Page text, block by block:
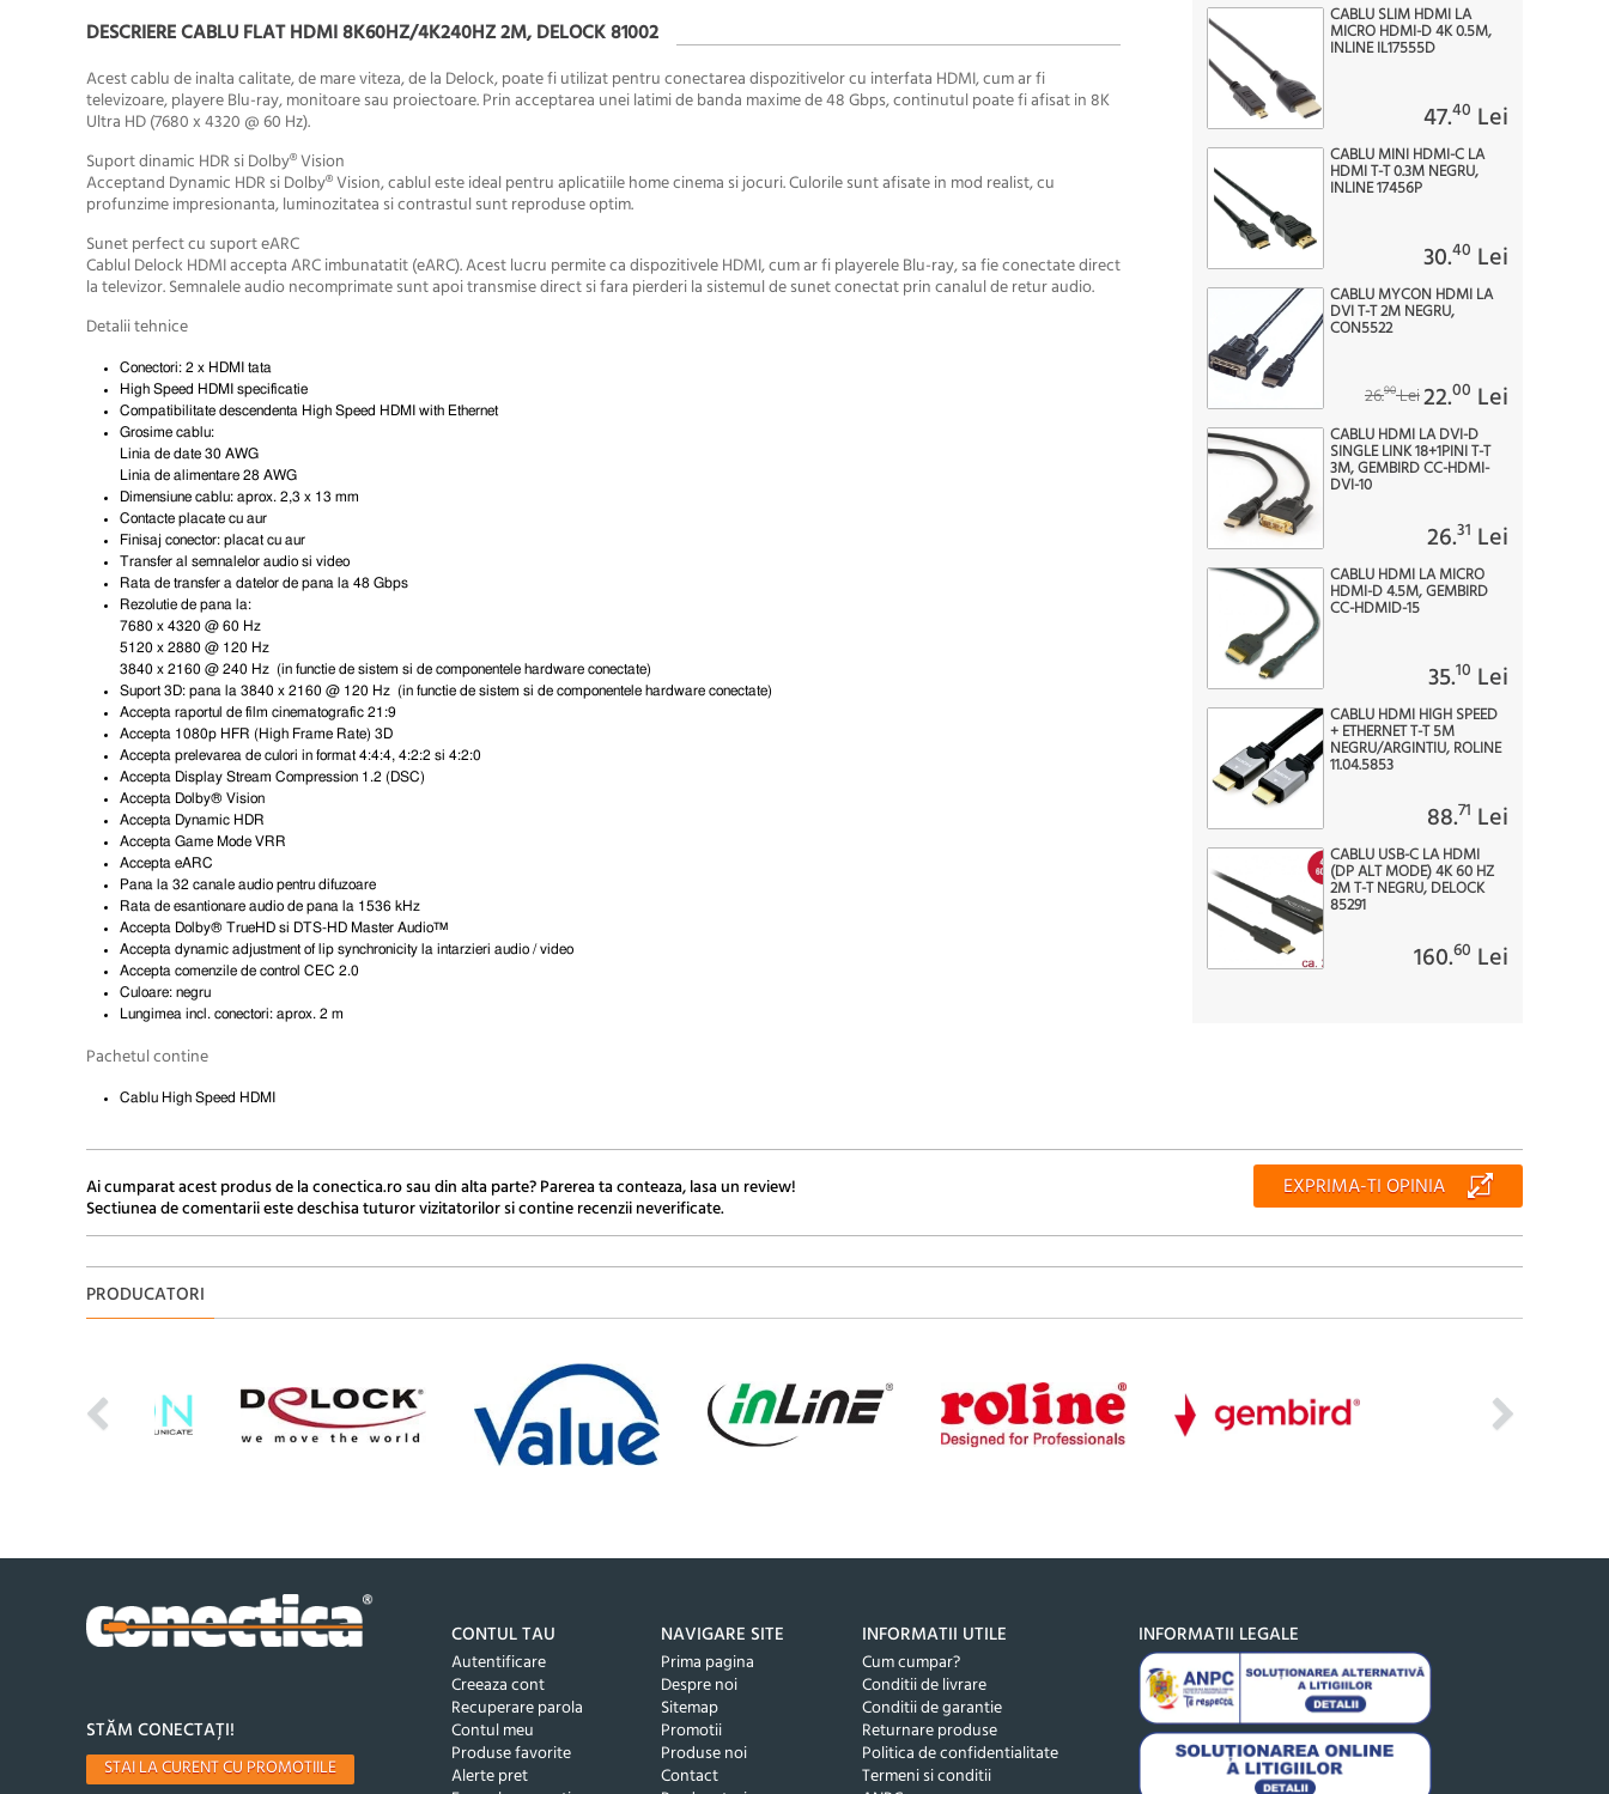
DESCRIERE CABLU FLAT HDMI 8K60HZ/4K240HZ 2M, DELOCK 81002
Acest cablu de inalta calitate, de mare viteza, de la Delock, poate fi utilizat pentru conectarea dispozitivelor cu interfata HDMI, cum ar fi
televizoare, playere Blu-ray, monitoare sau proiectoare. Prin acceptarea unei latimi de banda maxime de 48 Gbps, continutul poate fi afisat in8K
Ultra HD(7680 x 4320 @ 60 Hz).
Suport dinamic HDR si Dolby® Vision
Acceptand Dynamic HDR si Dolby® Vision, cablul este ideal pentru aplicatiile home cinema si jocuri. Culorile sunt afisate in mod realist, cu
profunzime impresionanta, luminozitatea si contrastul sunt reproduse optim.
Sunet perfect cu suport eARC
Cablul Delock HDMI acceptaARC imbunatatit(eARC). Acest lucru permite ca dispozitivele HDMI, cum ar fi playerele Blu-ray, sa fie conectate direct
la televizor. Semnalele audio necomprimate sunt apoi transmise direct si fara pierderi la sistemul de sunet conectat prin canalul de retur audio.
Detalii tehnice
Conectori: 2 x HDMI tata
High Speed HDMI specificatie
Compatibilitate descendenta High Speed HDMI with Ethernet
Grosime cablu:
Linia de date 30 AWG
Linia de alimentare 28 AWG
Dimensiune cablu: aprox. 2,3 x 13 mm
Contacte placate cu aur
Finisaj conector: placat cu aur
Transfer al semnalelor audio si video
Rata de transfer a datelor de pana la 48 Gbps
Rezolutie de pana la:
7680 x 4320 @ 60 Hz
5120 x 2880 @ 120 Hz
3840 x 2160 @ 240 Hz (in functie de sistem si de componentele hardware conectate)
Suport 3D: pana la 3840 x 2160 @ 120 Hz (in functie de sistem si de componentele hardware conectate)
Accepta raportul de film cinematografic 21:9
Accepta 1080p HFR (High Frame Rate) 3D
Accepta prelevarea de culori in format 4:4:4, 4:2:2 si 4:2:0
Accepta Display Stream Compression 1.2 (DSC)
Accepta Dolby® Vision
Accepta Dynamic HDR
Accepta Game Mode VRR
Accepta eARC
Pana la 32 canale audio pentru difuzoare
Rata de esantionare audio de pana la 1536 kHz
Accepta Dolby® TrueHD si DTS-HD Master Audio™
Acceptadynamic adjustment of lip synchronicity la intarzieri audio / video
Accepta comenzile de control CEC 2.0
Culoare: negru
Lungimea incl. conectori: aprox. 2 m
Pachetul contine
Cablu High Speed HDMI
CABLU SLIM HDMI LA
MICRO HDMI-D 4K 0.5M,
INLINE IL17555D
47.40 Lei
CABLU MINI HDMI-C LA
HDMI T-T 0.3M NEGRU,
INLINE 17456P
30.40 Lei
CABLU MYCON HDMI LA
DVI T-T 2M NEGRU,
CON5522
26.90Lei22.00 Lei
CABLU HDMI LA DVI-D
SINGLE LINK 18+1PINI T-T
3M, GEMBIRD CC-HDMI-
DVI-10
26.31 Lei
CABLU HDMI LA MICRO
HDMI-D 4.5M, GEMBIRD
CC-HDMID-15
35.10 Lei
CABLU HDMI HIGH SPEED
+ ETHERNET T-T 5M
NEGRU/ARGINTIU, ROLINE
11.04.5853
88.71 Lei
CABLU USB-C LA HDMI
(DP ALT MODE) 4K 60 HZ
2M T-T NEGRU, DELOCK
85291
160.60 Lei
Ai cumparat acest produs de la conectica.ro sau din alta parte? Parerea ta conteaza, lasa un review!
Sectiunea de comentarii este deschisa tuturor vizitatorilor si contine recenzii neverificate.
EXPRIMA-TI OPINIA
PRODUCATORI
STĂM CONECTAȚI!
STAI LA CURENT CU PROMOTIILE
CONTUL TAU
Autentificare
Creeaza cont
Recuperare parola
Contul meu
Produse favorite
Alerte pret
NAVIGARE SITE
Prima pagina
Despre noi
Sitemap
Promotii
Produse noi
Contact
INFORMATII UTILE
Cum cumpar?
Conditii de livrare
Conditii de garantie
Returnare produse
Politica de confidentialitate
Termeni si conditii
INFORMATII LEGALE